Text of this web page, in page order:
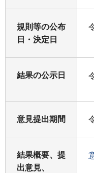
規則等の公布
日・決定日
結果の公示日
意見提出期間
結果概要、提
出意見、